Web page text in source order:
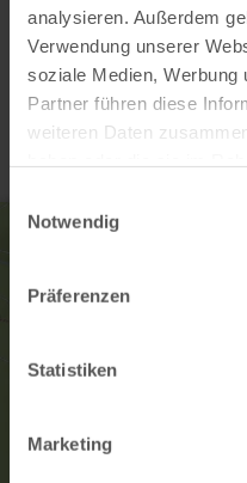
analysieren. Außerdem
Verwendung unserer
soziale Medien, Werbung
Partner führen diese
weiteren Daten
Notwendig
Präferenzen
Statistiken
Marketing
Kontakt